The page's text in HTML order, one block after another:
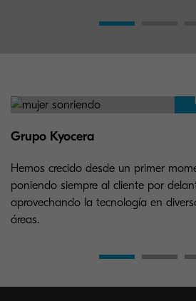
Grupo Kyocera
Hemos crecido desde un primer
poniendo siempre al cliente por
aprovechando la tecnología en
áreas.